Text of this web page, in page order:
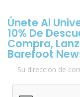
Únete Al
10% De
Compra,
Barefoot